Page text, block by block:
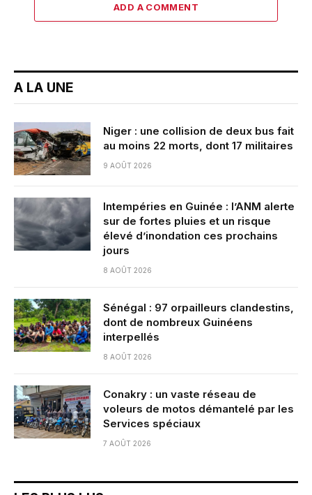
ADD A COMMENT
A LA UNE
Niger : une collision de deux bus fait
au moins 22 morts, dont 17 militaires
9 AOÛT 2026
Intempéries en Guinée : l’ANM alerte
sur de fortes pluies et un risque
élevé d’inondation ces prochains
jours
8 AOÛT 2026
Sénégal : 97 orpailleurs clandestins,
dont de nombreux Guinéens
interpellés
8 AOÛT 2026
Conakry : un vaste réseau de
voleurs de motos démantelé par les
Services spéciaux
7 AOÛT 2026